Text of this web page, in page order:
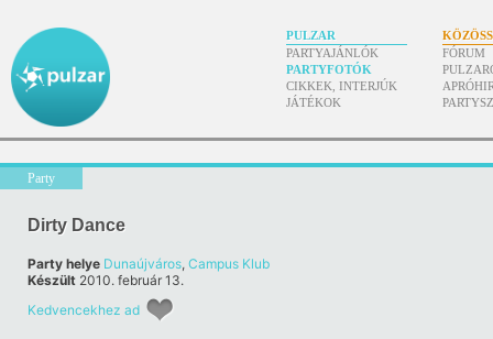
PULZAR
PARTYAJÁNLÓK
PARTYFOTÓK
CIKKEK, INTERJÚK
JÁTÉKOK
FÓRUM
Party
Dirty Dance
Party helye Dunaújváros, Campus Klub
Készült 2010. február 13.
Kedvencekhez ad